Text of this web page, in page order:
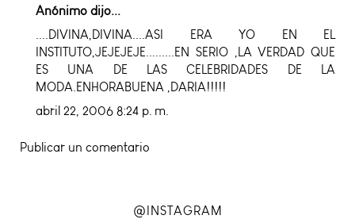
Anónimo dijo...
....DIVINA,DIVINA....ASI ERA YO EN EL
INSTITUTO,JEJEJEJE.........EN SERIO ,LA VERDAD QUE
ES UNA DE LAS CELEBRIDADES DE LA
MODA.ENHORABUENA ,DARIA!!!!!
abril 22, 2006 8:24 p. m.
Publicar un comentario
@INSTAGRAM